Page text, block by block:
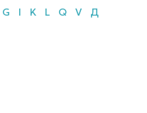
G I K L Q V Д